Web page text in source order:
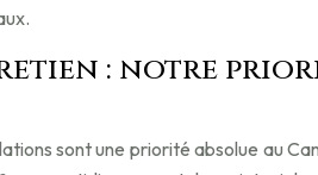
: notre
sont une priorité absolue au